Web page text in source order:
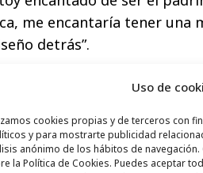
Uso de
cookies propias y de terceros con
y para mostrarte publicidad
anónimo de los hábitos de navegación.
la Política de Cookies. Puedes aceptar
me encantaría tener una
detrás”.